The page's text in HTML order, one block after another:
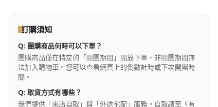
訂購須知
Q: 團購商品何時可以下單？
團購商品僅在特定的「開團期間」開放下單，非開團期間無
法加入購物車。您可以查看網頁上的倒數計時或下次開團時
間。
Q: 取貨方式有哪些？
我們提供「來店自取」與「外送宅配」服務。自取請至『有